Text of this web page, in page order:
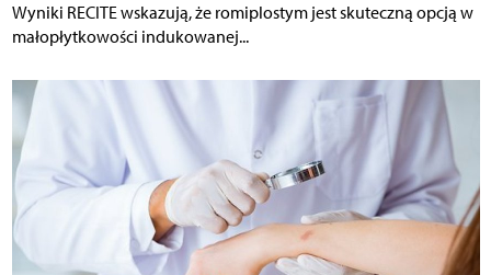
Wyniki RECITE wskazują, że romiplostym jest skuteczną opcją w
małopłytkowości indukowanej...